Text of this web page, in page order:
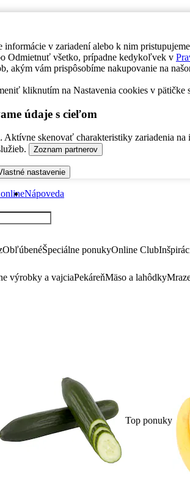
informácie v zariadení alebo k nim
Odmietnuť všetko, prípadne kedykoľvek v
akým vám prispôsobíme nakupovanie na
kliknutím na Nastavenia cookies v pätičke
údaje s cieľom
skenovať charakteristiky zariadenia
Zoznam partnerov
nastavenie
Nápoveda
ObľúbenéŠpeciálne ponukyOnline Club
výrobky a vajciaPekáreňMäso a lahôdky
Top ponuky